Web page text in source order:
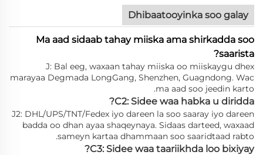
Dhibaatooyinka soo galay
Ma aad sidaab tahay miiska ama shirkadda soo
saarista?
J: Bal eeg, waxaan tahay miiska oo miiskaygu dhex
marayaa Degmada LongGang, Shenzhen, Guagndong. Wac
ma aad soo jeedin karto.
C2: Sidee waa habka u diridda?
J2: DHL/UPS/TNT/Fedex iyo dareen la soo saaray iyo dareen
badda oo dhan ayaa shaqeynaya. Sidaas darteed, waxaad
sameyn kartaa dhammaan soo saaridtaad rabto.
C3: Sidee waa taariikhda loo bixiyay?